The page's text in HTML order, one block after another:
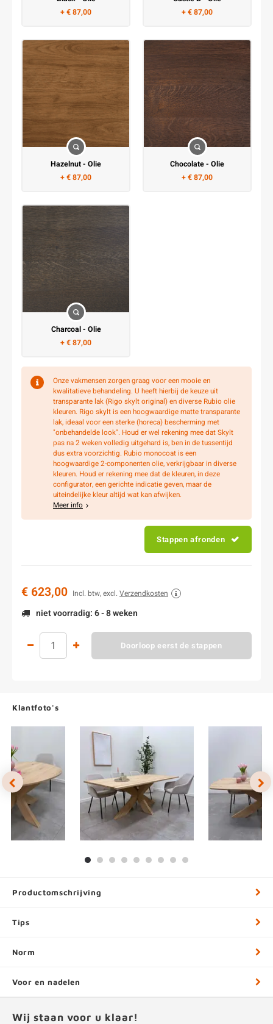
+ € 87,00
+ € 87,00
Hazelnut - Olie
+ € 87,00
Chocolate - Olie
+ € 87,00
Charcoal - Olie
+ € 87,00
Onze vakmensen zorgen graag voor een mooie en
kwalitatieve behandeling. U heeft hierbij de keuze uit
transparante lak (Rigo skylt original) en diverse Rubio olie
kleuren. Rigo skylt is een hoogwaardige matte transparante
lak, ideaal voor een sterke (horeca) bescherming met
"onbehandelde look". Houd er wel rekening mee dat Skylt
pas na 2 weken volledig uitgehard is, ben in de tussentijd
dus extra voorzichtig. Rubio monocoat is een
hoogwaardige 2-componenten olie, verkrijgbaar in diverse
kleuren. Houd er rekening mee dat de kleuren, in deze
configurator, een gerichte indicatie geven, maar de
uiteindelijke kleur altijd wat kan afwijken.
Meer info
Stappen afronden
€ 623,00 Incl. btw, excl. Verzendkosten
niet voorradig: 6 - 8 weken
Doorloop eerst de stappen
Klantfoto's
Productomschrijving
Tips
Norm
Voor en nadelen
Wij staan voor u klaar!